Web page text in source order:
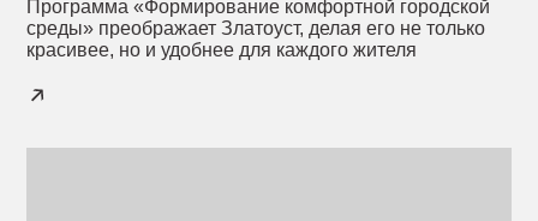
Программа «Формирование комфортной городской
среды» преображает Златоуст, делая его не только
красивее, но и удобнее для каждого жителя